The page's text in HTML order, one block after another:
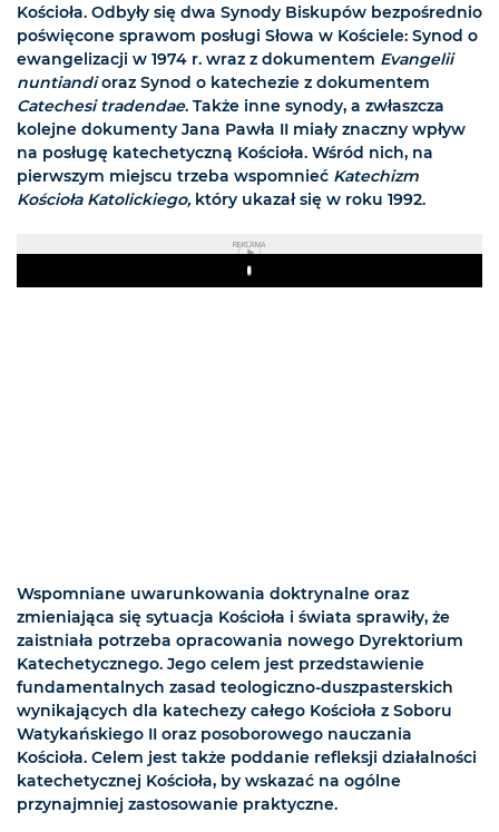
Kościoła. Odbyły się dwa Synody Biskupów bezpośrednio
poświęcone sprawom posługi Słowa w Kościele: Synod o
ewangelizacji w 1974 r. wraz z dokumentem Evangelii
nuntiandioraz Synod o katechezie z dokumentem
Catechesi tradendae. Także inne synody, a zwłaszcza
kolejne dokumenty Jana Pawła II miały znaczny wpływ
na posługę katechetyczną Kościoła. Wśród nich, na
pierwszym miejscu trzeba wspomnieć Katechizm
Kościoła Katolickiego, który ukazał się w roku 1992.
REKLAMA
Play
Wspomniane uwarunkowania doktrynalne oraz
zmieniająca się sytuacja Kościoła i świata sprawiły, że
zaistniała potrzeba opracowania nowego Dyrektorium
Katechetycznego. Jego celem jest przedstawienie
fundamentalnych zasad teologiczno-duszpasterskich
wynikających dla katechezy całego Kościoła z Soboru
Watykańskiego II oraz posoborowego nauczania
Kościoła. Celem jest także poddanie refleksji działalności
katechetycznej Kościoła, by wskazać na ogólne
przynajmniej zastosowanie praktyczne.